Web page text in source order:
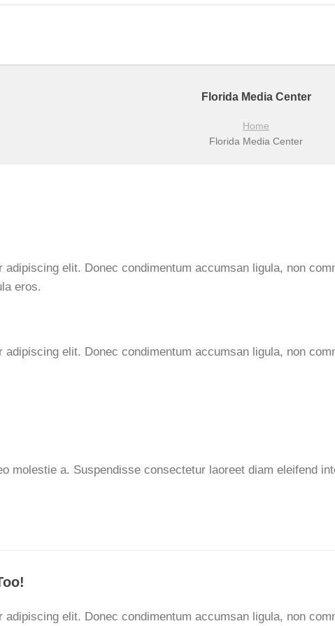
Florida Media Center
Home
Florida Media Center
elit. Donec condimentum accumsan ligula, non
eros.
elit. Donec condimentum accumsan ligula, non
molestie a. Suspendisse consectetur laoreet diam eleifend
elit. Donec condimentum accumsan ligula, non